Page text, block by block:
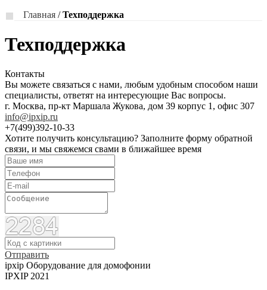
Главная /Техподдержка
Техподдержка
Контакты
Вы можете связаться с нами, любым удобным cпособом наши
специалисты, ответят на интересующие Вас вопросы.
г. Москва, пр-кт Маршала Жукова, дом 39 корпус 1, офис 307
info@ipxip.ru
+7(499)392-10-33
Хотите получить консультацию? Заполните форму обратной
связи, и мы свяжемся свами в ближайшее время
Отправить
ipxip Оборудование для домофонии
IPXIP 2021